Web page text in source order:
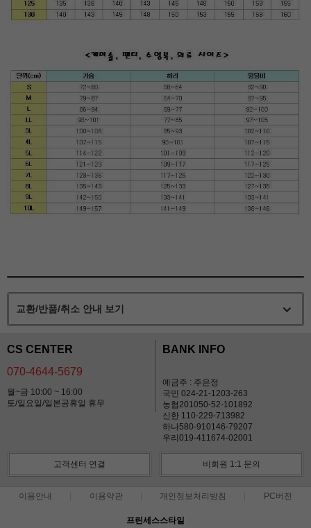
교환/반품/취소 안내 보기
CS CENTER
070-4644-5679
월~금 10:00 ~ 16:00
토/일요일/일본공휴일 휴무
BANK INFO
예금주 : 주은정
국민 024-21-1203-263
농협201050-52-101892
신한 110-229-713982
하나580-910146-79207
우리019-411674-02001
고객센터 연결 비회원 1:1 문의
이용안내 이용약관 개인정보처리방침 PC버전
프린세스스타일